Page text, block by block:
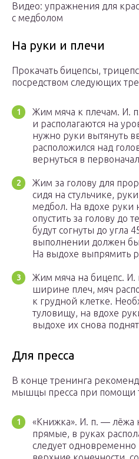
Видео: упражнения для
с медболом
На руки и плечи
Прокачать бицепсы,
посредством следующих
Жим мяча к плечам. И.
и располагаются на
нужно руки вытянуть
расположился над
вернуться в
Жим за голову для
сидя на стульчике,
медбол. На вдохе руки
опустить за голову до
будут согнуты до угла
выполнении должен
На выдохе выпрямить
Жим мяча на бицепс. И.
ширине плеч, мяч
к грудной клетке.
туловищу, на вдохе
выдохе их снова
Для пресса
В конце тренинга
мышцы пресса при помощи
«Книжка». И. п. — лёжа
прямые, в руках
следует